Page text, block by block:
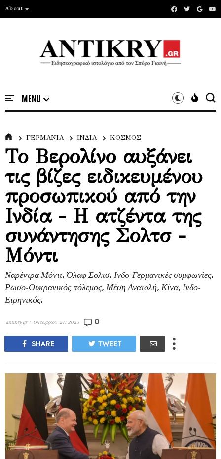
About
ΓΕΡΜΑΝΙΑ ΙΝΔΙΑ ΚΟΣΜΟΣ
Το Βερολίνο αυξάνει
τις βίζες ειδικευμένου
προσωπικού από την
Ινδία - Η ατζέντα της
συνάντησης Σολτσ -
Μόντι
Ναρέντρα Μόντι, Όλαφ Σολτσ, Ινδο-Γερμανικές συμφωνίες,
Ρωσο-Ουκρανικός πόλεμος, Μέση Ανατολή, Κίνα, Ινδο-
Ειρηνικός,
antikry.gr | Οκτωβρίου 27, 2024 0
SHARE TWEET